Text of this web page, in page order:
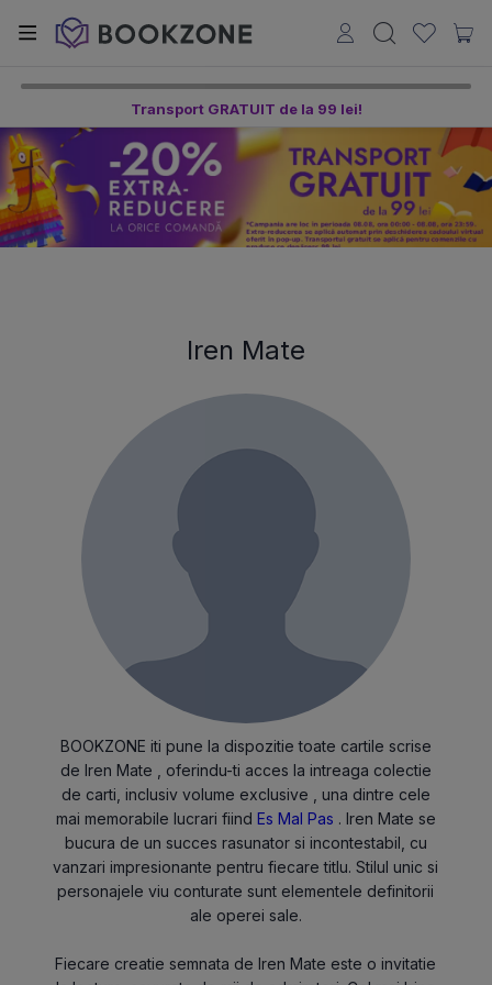
Transport GRATUIT de la 99 lei!
Iren Mate
BOOKZONE iti pune la dispozitie toate cartile scrise
de Iren Mate , oferindu-ti acces la intreaga colectie
de carti, inclusiv volume exclusive , una dintre cele
mai memorabile lucrari fiind Es Mal Pas . Iren Mate se
bucura de un succes rasunator si incontestabil, cu
vanzari impresionante pentru fiecare titlu. Stilul unic si
personajele viu conturate sunt elementele definitorii
ale operei sale.
Fiecare creatie semnata de Iren Mate este o invitatie